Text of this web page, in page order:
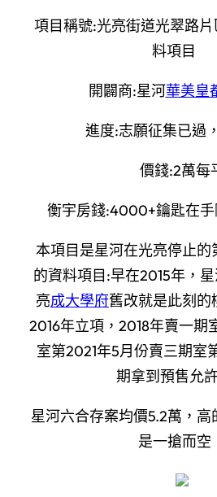
項目稱號:光亮街道光翠路
料項目
開闢商:星河華美皇
進度:志願征集已過
價錢:2萬每
衡宇房錢:4000+鑰匙在
本項目是星河在光亮停止
的資料項目:早在2015年，
亮成大學府舊改就是此刻的
2016年立項，2018年賣一期
室第2021年5月份賣三期室
期拿到預售允
星河六合存案均價5.2萬，高
是一搶而空